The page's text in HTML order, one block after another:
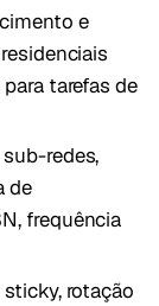
e
tarefas de
redes,
de
frequência
rotação